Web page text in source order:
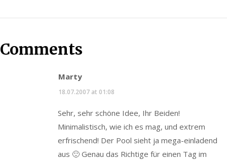
Comments
Marty
18.07.2007 at 01:08
Sehr, sehr schöne Idee, Ihr Beiden!
Minimalistisch, wie ich es mag, und extrem
erfrischend! Der Pool sieht ja mega-einladend
aus 🙂 Genau das Richtige für einen Tag im